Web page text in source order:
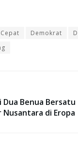
Cepat Demokrat
Benua Bersatu
di Eropa